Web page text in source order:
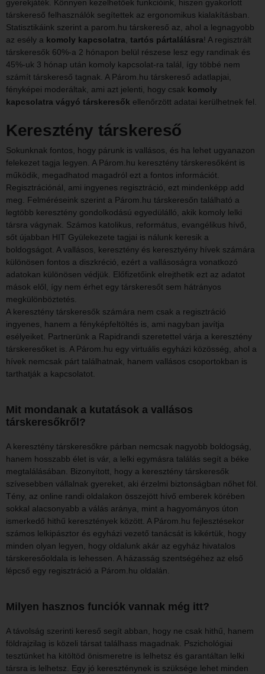
gyerekjáték. Könnyen kezelhetőek funkcióink, hiszen gyakorlott
társkereső felhasználók segítettek az ergonomikus kialakításban.
Statisztikáink szerint a parom.hu társkereső az, ahol a legnagyobb
az esély a komoly kapcsolatra tartós pártalálásra! A regisztrált
társkeresők 60%-a 2 hónapon belül részese lesz egy randinak és
45%-uk 3 hónap után komoly kapcsolat-ra talál, így többé nem
számít társkereső tagnak. A Párom.hu társkereső adatlapjai,
fényképei moderáltak, ami azt jelenti, hogy csak komoly
kapcsolatra vágyó társkeresők ellenőrzött adatai kerülhetnek fel.
Keresztény társkereső
Sokunknak fontos, hogy párunk is vallásos, és ha lehet ugyanazon
felekezet tagja legyen. A Párom.hu keresztény társkeresőként is
működik, megadhatod magadról ezt a fontos információt.
Regisztrációnál, ami ingyenes regisztráció, ezt mindenképp add
meg. Felméréseink szerint a Párom.hu társkeresőn található a
legtöbb keresztény gondolkodású egyedülálló, akik komoly lelki
társra vágynak. Számos katolikus, református, evangélikus hívő,
sőt újabban HIT Gyülekezete tagjai is nálunk keresik a
boldogságot. A vallásos, keresztény és keresztyény hívek számára
különösen fontos a diszkréció, ezért a vallásoságra vonatkozó
adatokan különösen védjük. Előfizetőink elrejthetik ezt az adatot
mások elől, így nem érhet egy társkeresőt sem hátrányos
megkülönböztetés.
A keresztény társkeresők számára nem csak a regisztráció
ingyenes, hanem a fényképfeltöltés is, ami nagyban javítja
esélyeiket. Partnerünk a Rapidrandi szeretettel várja a keresztény
társkeresőket is. A Párom.hu egy virtuális egyházi közösség, ahol a
hívek nemcsak párt találhatnak, hanem vallásos csoportokban is
tarthatják a kapcsolatot.
Mit mondanak a kutatások a vallásos
társkeresőkről?
A keresztény társkeresőkre párban nemcsak nagyobb boldogság,
hanem hosszabb élet is vár, a lelki egymásra találás segít a béke
megtalálásában. Bizonyított, hogy a keresztény társkeresők
szívesebben vállalnak gyereket, aki érzelmi biztonságban nőhet föl.
Tény, az online randi oldalakon összejött hívő emberek körében
sokkal alacsonyabb a válás aránya, mint a hagyományos úton
ismerkedő hithű keresztények között. A Párom.hu fejlesztésekor
számos lelkipásztor és egyházi vezető tanácsát is kikértük, hogy
minden olyan legyen, hogy oldalunk akár az egyház hivatalos
társkeresőoldala is lehessen. A házasság szentségéhez az első
lépcső egy regisztráció a Párom.hu oldalán.
Milyen hasznos funciók vannak még itt?
A távolság szerinti kereső segít abban, hogy ne csak hithű, hanem
földrajzilag is közeli társat találhass magadnak. Pszichológiai
tesztünket ha kitöltöd önismeretre is lelhetsz és garantáltan lelki
társra is lelhetsz. Egy jó kereszténynek is szüksége lehet minden